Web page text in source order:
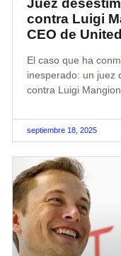
Juez
contra Luigi
CEO de
El caso que ha
inesperado: un juez
contra Luigi
septiembre 18, 2025